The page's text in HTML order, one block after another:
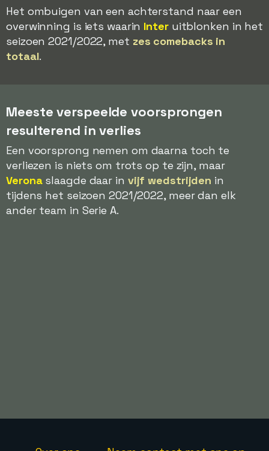
Het ombuigen van een achterstand naar een
overwinning is iets waarin Interuitblonken in het
seizoen 2021/2022, met zes comebacks in
totaal.
Meeste verspeelde voorsprongen
resulterend in verlies
Een voorsprong nemen om daarna toch te
verliezen is niets om trots op te zijn, maar
Veronaslaagde daar in vijf wedstrijden in
tijdens het seizoen 2021/2022, meer dan elk
ander team in Serie A.